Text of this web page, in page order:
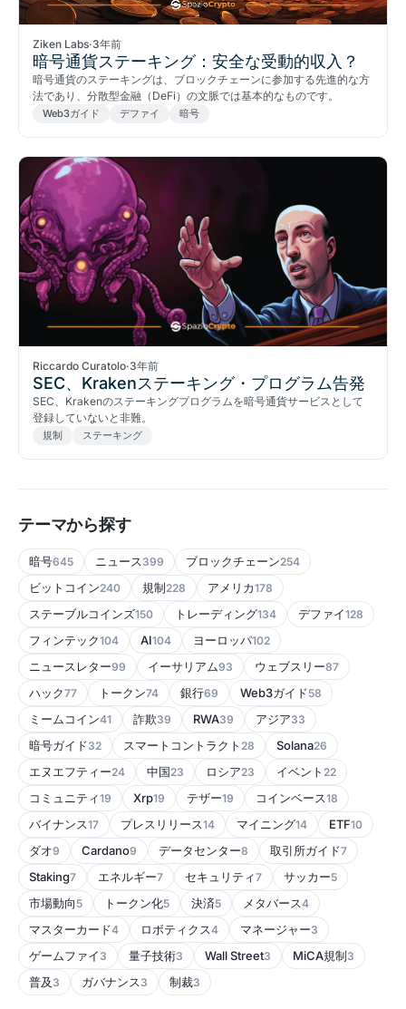
Ziken Labs·3年前
暗号通貨ステーキング：安全な受動的収入？
暗号通貨のステーキングは、ブロックチェーンに参加する先進的な方
法であり、分散型金融（DeFi）の文脈では基本的なものです。
Web3ガイド デファイ 暗号
Riccardo Curatolo·3年前
SEC、Krakenステーキング・プログラム告発
SEC、Krakenのステーキングプログラムを暗号通貨サービスとして
登録していないと非難。
規制 ステーキング
テーマから探す
暗号645 ニュース 399 ブロックチェーン254
ビットコイン240 規制228 アメリカ178
ステーブルコインズ150 トレーディング134 デファイ128
フィンテック104 AI104 ヨーロッパ102
ニュースレター99 イーサリアム93 ウェブスリー87
ハック77 トークン74 銀行69 Web3ガイド58
ミームコイン41 詐欺39 RWA39 アジア33
暗号ガイド32 スマートコントラクト 28 Solana26
エヌエフティー24 中国23 ロシア23 イベント 22
コミュニティ19 Xrp19 テザー19 コインベース18
バイナンス17 プレスリリース14 マイニング14 ETF10
ダオ9 Cardano9 データセンター8 取引所ガイド7
Staking7 エネルギー7 セキュリティ7 サッカー5
市場動向 5 トークン化5 決済5 メタバース4
マスターカード4 ロボティクス4 マネージャー3
ゲームファイ 3 量子技術3 Wall Street3 MiCA規制3
普及 3 ガバナンス 3 制裁3